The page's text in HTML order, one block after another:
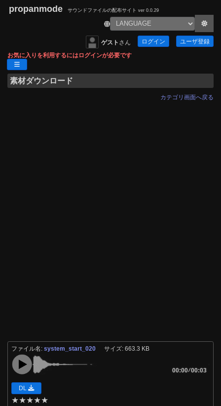
propanmode サウンドファイルの配布サイト ver 0.0.29
ゲスト さん ログイン ユーザ登録
お気に入りを利用するにはログインが必要です
素材ダウンロード
カテゴリ画面へ戻る
ファイル名:system_start_020 サイズ: 663.3 KB
00:00/00:03
DL
★★★★★